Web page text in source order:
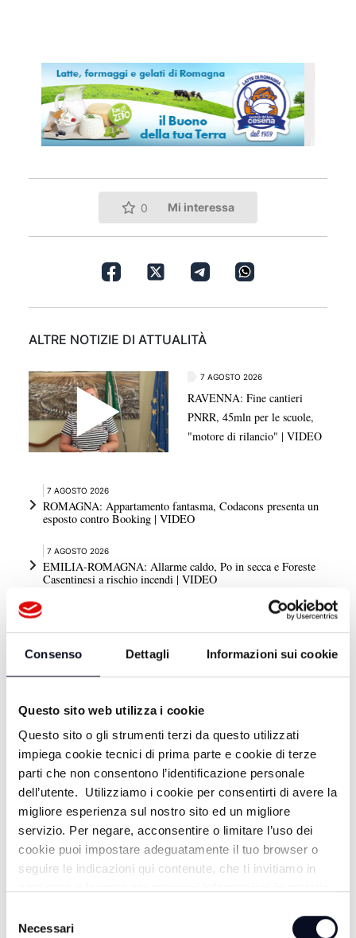
Consenso Dettagli Informazioni sui cookie
Questo sito web utilizza i cookie
Questo sito o gli strumenti terzi da questo utilizzati
impiega cookie tecnici di prima parte e cookie di terze
parti che non consentono l’identificazione personale
dell’utente. Utilizziamo i cookie per consentirti di avere la
migliore esperienza sul nostro sito ed un migliore
servizio. Per negare, acconsentire o limitare l’uso dei
cookie puoi impostare adeguatamente il tuo browser o
seguire le indicazioni qui contenute, che ti invitiamo in
delNecessari
0 Mi interessa
ALTRE NOTIZIE DI ATTUALITÀ
7 AGOSTO 2026
RAVENNA: Fine cantieri
PNRR, 45mln per le scuole,
"motore di rilancio" | VIDEO
7 AGOSTO 2026
ROMAGNA: Appartamento fantasma, Codacons presenta un
esposto contro Booking | VIDEO
7 AGOSTO 2026
EMILIA-ROMAGNA: Allarme caldo, Po in secca e Foreste
Casentinesi a rischio incendi | VIDEO
DA TELEROMAGNA
BALAMONDOTV - 16/07/2025